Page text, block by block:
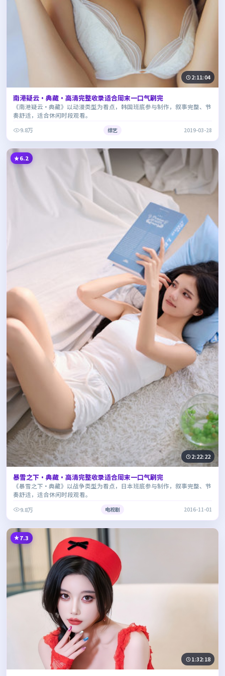
2:11:04
南港疑云·典藏·高清完整收录适合周末一口气刷完
《南港疑云·典藏》以动漫类型为看点，韩国班底参与制作，叙事完整、节
奏舒适，适合休闲时段观看。
9.8万
综艺 2019-03-28
6.2
2:22:22
暴雪之下·典藏·高清完整收录适合周末一口气刷完
《暴雪之下·典藏》以战争类型为看点，日本班底参与制作，叙事完整、节
奏舒适，适合休闲时段观看。
9.8万
电视剧 2016-11-01
7.3
1:32:18